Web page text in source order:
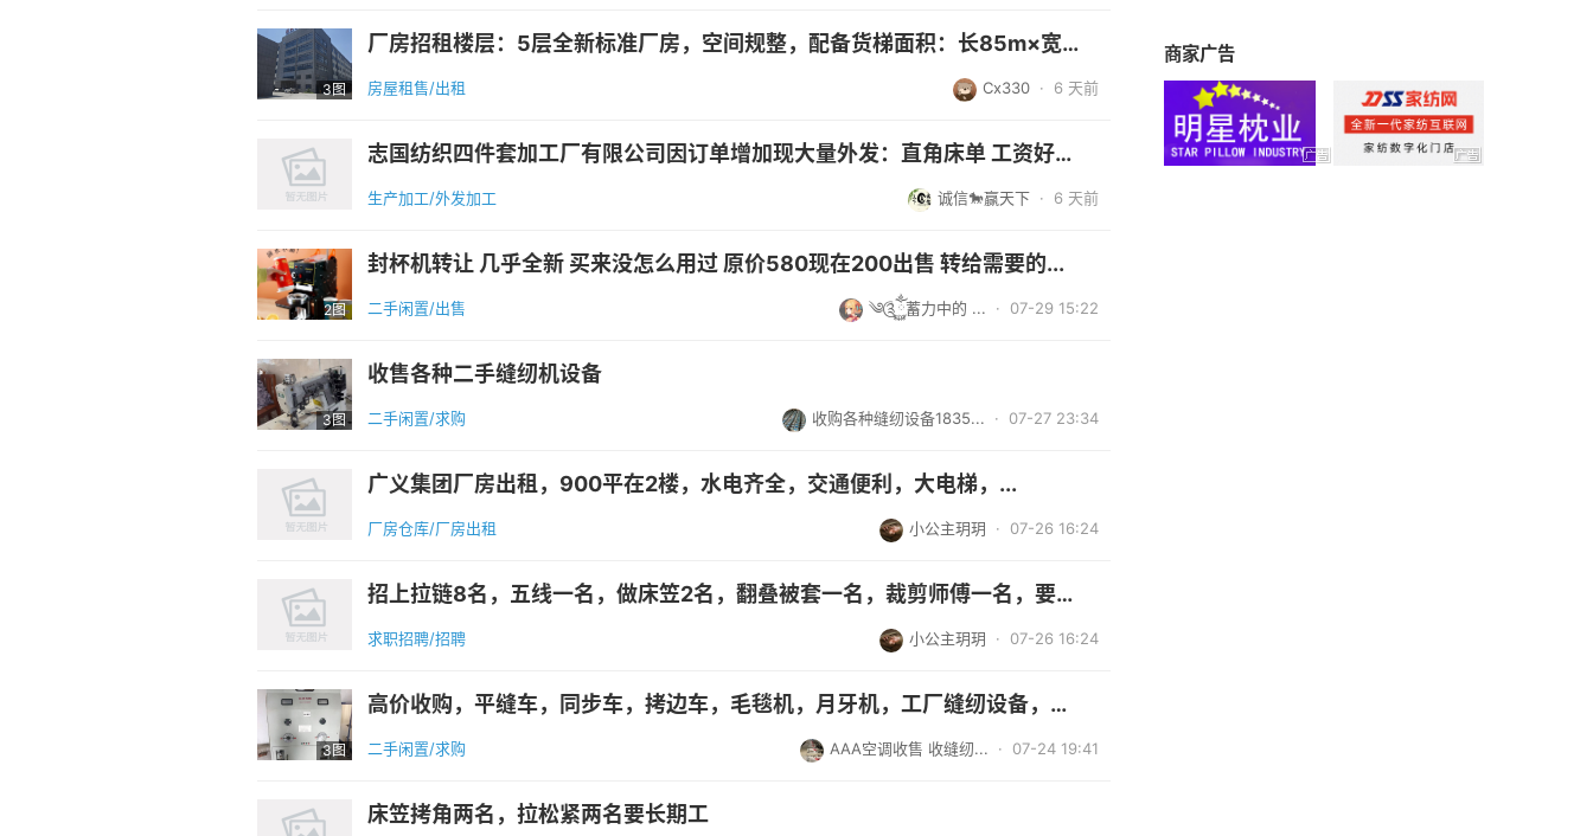
3图
厂房招租楼层：5层全新标准厂房，空间规整，配备货梯面积：长85m×宽35m，...
房屋租售/出租 Cx330 · 6 天前
志国纺织四件套加工厂有限公司因订单增加现大量外发：直角床单 工资好结 地...
生产加工/外发加工 诚信🐎赢天下 · 6 天前
2图
封杯机转让 几乎全新 买来没怎么用过 原价580现在200出售 转给需要的...
二手闲置/出售 ༄༊ོ࿆ྂ蓄力中的 ... · 07-29 15:22
3图
收售各种二手缝纫机设备
二手闲置/求购 收购各种缝纫设备1835... · 07-27 23:34
广义集团厂房出租，900平在2楼，水电齐全，交通便利，大电梯，...
厂房仓库/厂房出租 小公主玥玥 · 07-26 16:24
招上拉链8名，五线一名，做床笠2名，翻叠被套一名，裁剪师傅一名，要长期工...
求职招聘/招聘 小公主玥玥 · 07-26 16:24
3图
高价收购，平缝车，同步车，拷边车，毛毯机，月牙机，工厂缝纫设备，充绒机...
二手闲置/求购 AAA空调收售 收缝纫... · 07-24 19:41
床笠拷角两名，拉松紧两名要长期工
商家广告